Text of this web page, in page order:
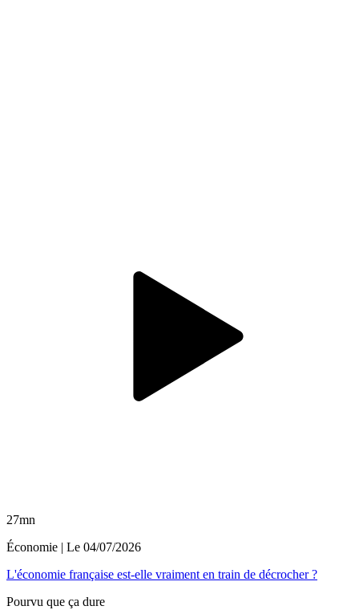
27mn
Économie | Le 04/07/2026
L'économie française est-elle vraiment en train de décrocher ?
Pourvu que ça dure